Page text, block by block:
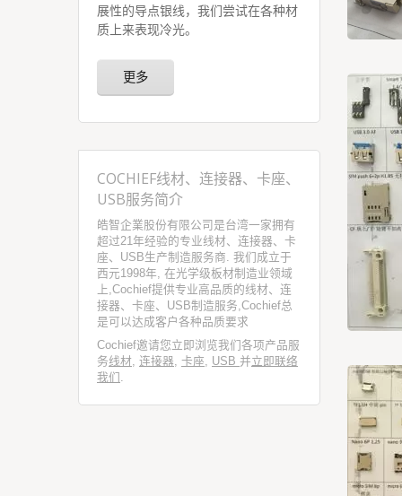
展性的导点银线，我们尝试在各种材
质上来表现冷光。
更多
COCHIEF线材、连接器、卡座、
USB服务简介
皓智企業股份有限公司是台湾一家拥有
超过21年经验的专业线材、连接器、卡
座、USB生产制造服务商. 我们成立于
西元1998年, 在光学级板材制造业领域
上,Cochief提供专业高品质的线材、连
接器、卡座、USB制造服务,Cochief总
是可以达成客户各种品质要求
Cochief邀请您立即浏览我们各项产品服
务线材 连接器 卡座 USB 并立即联络
我们